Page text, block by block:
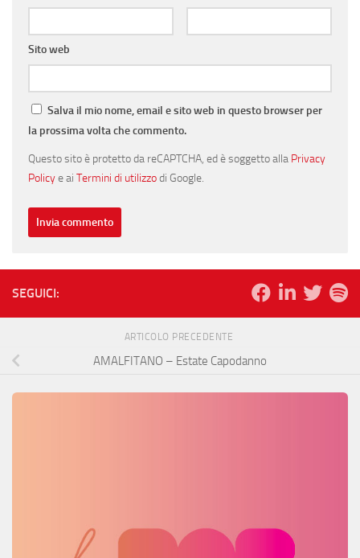
Sito web
Salva il mio nome, email e sito web in questo browser per
la prossima volta che commento.
Questo sito è protetto da reCAPTCHA, ed è soggetto alla Privacy
Policye ai Termini di utilizzodi Google.
SEGUICI:
ARTICOLO PRECEDENTE
AMALFITANO – Estate Capodanno